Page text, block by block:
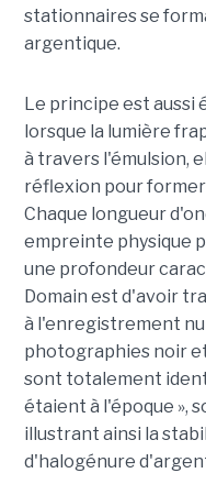
stationnaires se
argentique.
Le principe est aussi
lorsque la lumière
à travers l'émulsion,
réflexion pour
Chaque longueur
empreinte physique
une profondeur
Domain est d'avoir
à l'enregistrement
photographies noir et
sont totalement
étaient à l'époque »,
illustrant ainsi la
d'halogénure